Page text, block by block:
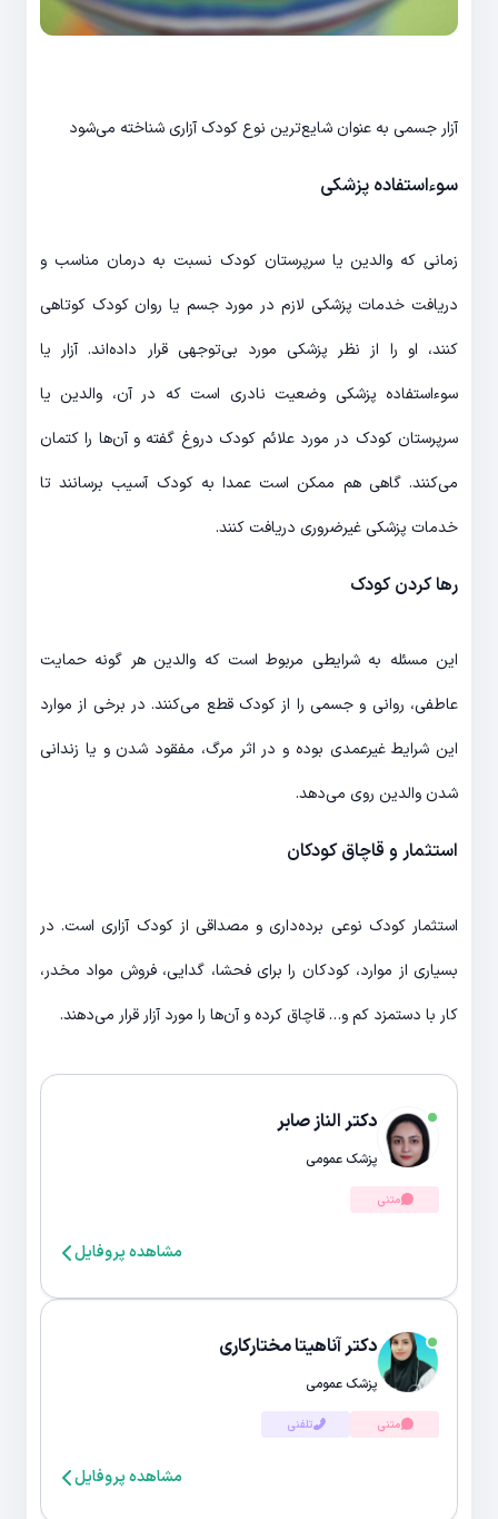
آزار جسمی به عنوان شایع‌ترین نوع کودک آزاری شناخته می‌شود
سوءاستفاده پزشکی
زمانی که والدین یا سرپرستان کودک نسبت به درمان مناسب و
دریافت خدمات پزشکی لازم در مورد جسم یا روان کودک کوتاهی
کنند، او را از نظر پزشکی مورد بی‌توجهی قرار داده‌اند. آزار یا
سوءاستفاده پزشکی وضعیت نادری است که در آن، والدین یا
سرپرستان کودک در مورد علائم کودک دروغ گفته و آن‌ها را کتمان
می‌کنند. گاهی هم ممکن است عمدا به کودک آسیب برسانند تا
خدمات پزشکی غیرضروری دریافت کنند.
رها کردن کودک
این مسئله به شرایطی مربوط است که والدین هر گونه حمایت
عاطفی، روانی و جسمی را از کودک قطع می‌کنند. در برخی از موارد
این شرایط غیرعمدی بوده و در اثر مرگ، مفقود شدن و یا زندانی
شدن والدین روی می‌دهد.
استثمار و قاچاق کودکان
استثمار کودک نوعی برده‌داری و مصداقی از کودک آزاری است. در
بسیاری از موارد، کودکان را برای فحشا، گدایی، فروش مواد مخدر،
کار با دستمزد کم و… قاچاق کرده و آن‌ها را مورد آزار قرار می‌دهند.
دکتر الناز صابر
پزشک عمومی
متنی
مشاهده پروفایل
دکتر آناهیتا مختارکاری
پزشک عمومی
متنی تلفنی
مشاهده پروفایل